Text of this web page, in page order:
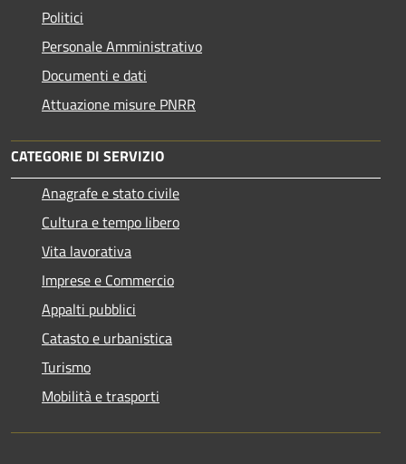
Politici
Personale Amministrativo
Documenti e dati
Attuazione misure PNRR
CATEGORIE DI SERVIZIO
Anagrafe e stato civile
Cultura e tempo libero
Vita lavorativa
Imprese e Commercio
Appalti pubblici
Catasto e urbanistica
Turismo
Mobilità e trasporti